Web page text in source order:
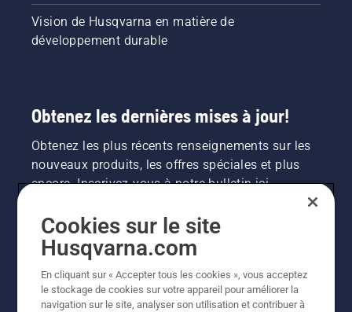
Vision de Husqvarna en matière de
développement durable
Obtenez les dernières mises à jour!
Obtenez les plus récents renseignements sur les
nouveaux produits, les offres spéciales et plus
encore. Inscrivez-vous à notre bulletin ici.
INSCRIPTION À LA NEWSLETTER
Cookies sur le site
Husqvarna.com
En cliquant sur « Accepter tous les cookies », vous acceptez
le stockage de cookies sur votre appareil pour améliorer la
navigation sur le site, analyser son utilisation et contribuer à